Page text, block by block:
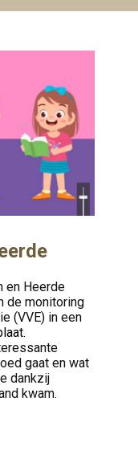
en Heerde
de monitoring
(VVE) in een
gaat en wat
dankzij
kwam.